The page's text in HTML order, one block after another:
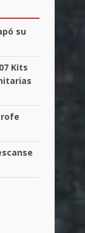
su
Kits